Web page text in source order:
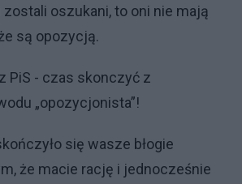
oszukani, to oni nie mają
są opozycją.
PiS - czas skonczyć z
„opozycjonista”!
się wasze błogie
że macie rację i jednocześnie